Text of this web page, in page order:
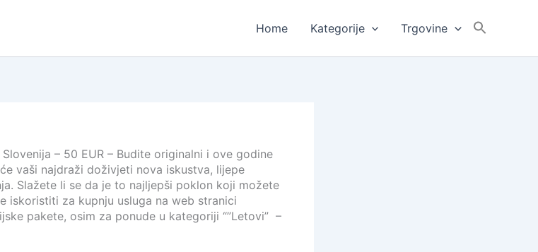
Home Kategorije Trgovine
– 50 EUR – Budite originalni i ove godine
vaši najdraži doživjeti nova iskustva, lijepe
Slažete li se da je to najljepši poklon koji možete
iskoristiti za kupnju usluga na web stranici
pakete, osim za ponude u kategoriji “”Letovi” –